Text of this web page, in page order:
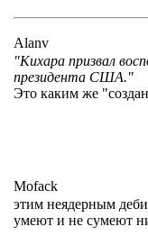
Alanv
"Кихара призвал
президента США."
Это каким же
Mofack
этим неядерным
умеют и не сумеют